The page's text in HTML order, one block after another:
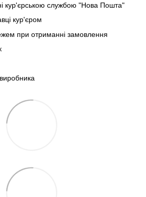
кур'єрською службою "Нова Пошта"
кур'єром
при отриманні замовлення